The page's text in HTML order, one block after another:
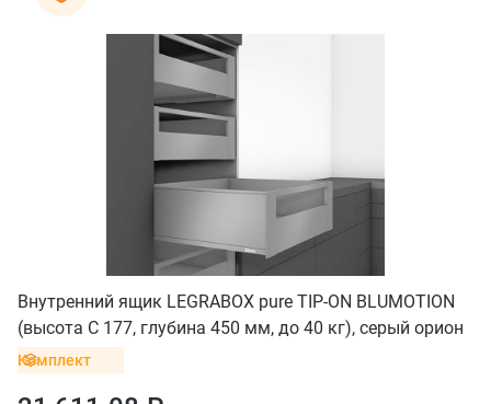
Внутренний ящик LEGRABOX pure TIP-ON BLUMOTION
(высота C 177, глубина 450 мм, до 40 кг), серый орион
Комплект